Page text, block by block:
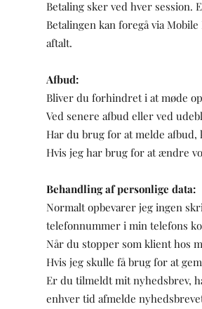
Betaling sker ved hver session.
Betalingen kan foregå via
aftalt.
Afbud:
Bliver du forhindret i at møde
Ved senere afbud eller ved
Har du brug for at melde afbud,
Hvis jeg har brug for at ændre
Behandling af personlige data:
Normalt opbevarer jeg ingen
telefonnummer i min telefons
Når du stopper som klient hos
Hvis jeg skulle få brug for at
Er du tilmeldt mit nyhedsbrev,
enhver tid afmelde